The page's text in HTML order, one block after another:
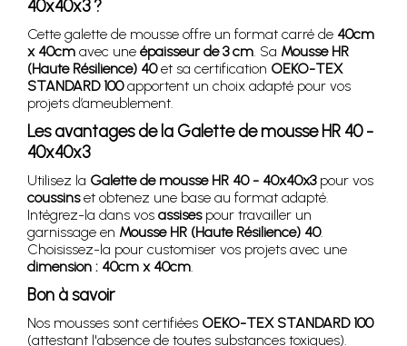
40x40x3 ?
Cette galette de mousse offre un format carré de 40cm
x 40cm avec une épaisseur de 3 cm . Sa Mousse HR
(Haute Résilience) 40et sa certification OEKO-TEX
STANDARD 100apportent un choix adapté pour vos
projets d’ameublement.
Les avantages de la Galette de mousse HR 40 -
40x40x3
Utilisez la Galette de mousse HR 40 - 40x40x3pour vos
coussinset obtenez une base au format adapté.
Intégrez-la dans vos assisespour travailler un
garnissage en Mousse HR (Haute Résilience) 40.
Choisissez-la pour customiser vos projets avec une
dimension : 40cm x 40cm
Bon à savoir
Nos mousses sont certifiées OEKO-TEX STANDARD 100
(attestant l'absence de toutes substances toxiques).